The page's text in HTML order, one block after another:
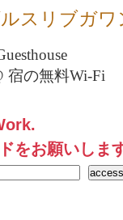
スリブガ
宿の無料Wi-Fi
をお願いしま